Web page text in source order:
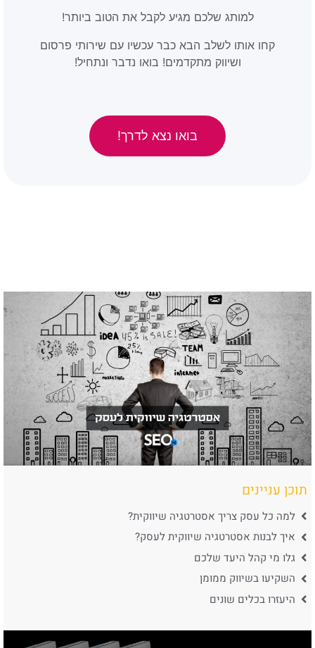
למותג שלכם מגיע לקבל את הטוב ביותר!
קחו אותו לשלב הבא כבר עכשיו עם שירותי פרסום
ושיווק מתקדמים! בואו נדבר ונתחיל!
בואו נצא לדרך!
תוכן עניינים
למה כל עסק צריך אסטרטגיה שיווקית?
איך לבנות אסטרטגיה שיווקית לעסק?
גלו מי קהל היעד שלכם
השקיעו בשיווק ממומן
היעזרו בכלים שונים